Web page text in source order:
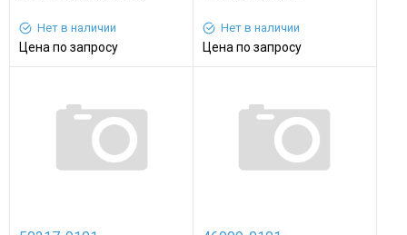
Нет в наличии
Цена по запросу
Нет в наличии
Цена по запросу